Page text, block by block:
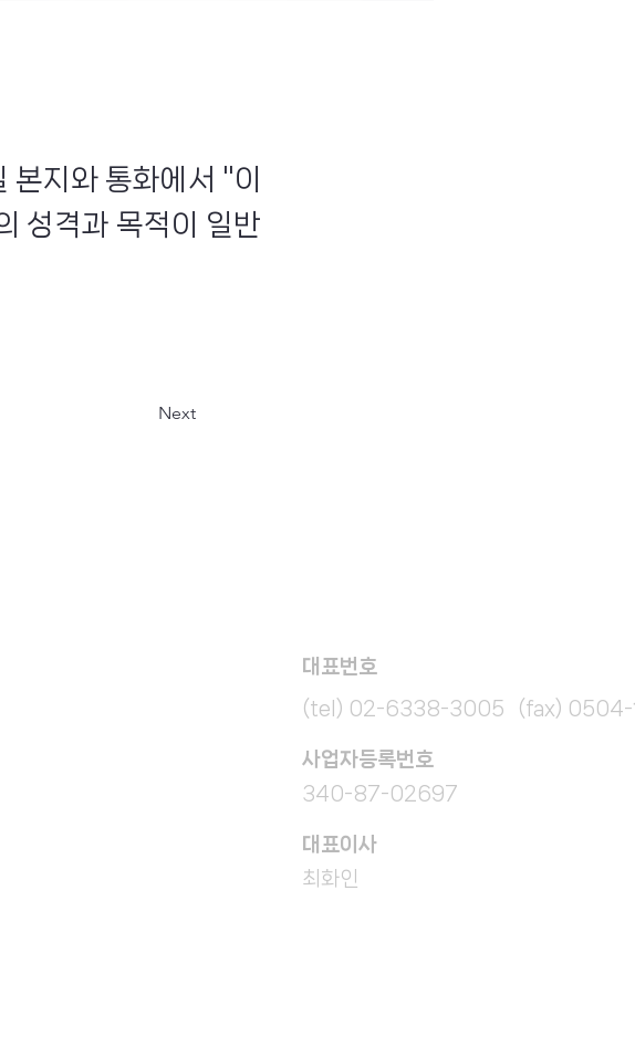
지와 통화에서 "이
성격과 목적이 일반
Next
대표번호
(tel) 02-6338-3005 (fax) 0504-
​사업자등록번호
340-87-02697
대표이사
최화인